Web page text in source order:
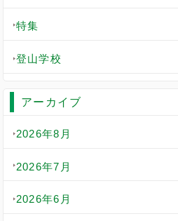
特集
登山学校
アーカイブ
2026年8月
2026年7月
2026年6月